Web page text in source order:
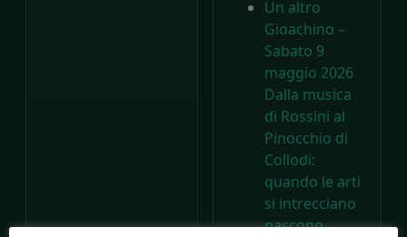
Un altro
Gioachino –
Sabato 9
maggio 2026
Dalla musica
di Rossini al
Pinocchio di
Collodi:
quando le arti
si intrecciano
nascono